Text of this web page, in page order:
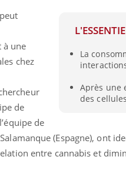
La
Après une
des
à une
chez
de
de
(Espagne), ont
entre cannabis et